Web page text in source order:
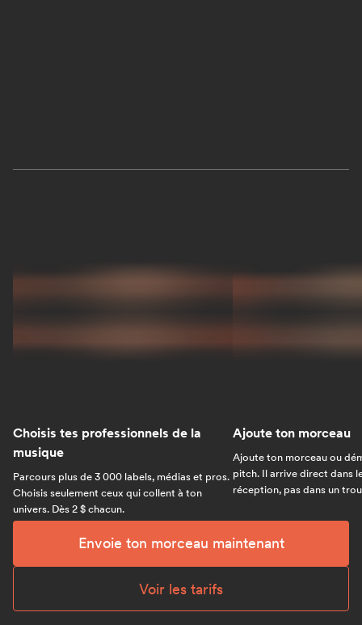
Choisis tes professionnels de la
musique
Parcours plus de 3 000 labels, médias et pros.
Choisis seulement ceux qui collent à ton
univers. Dès 2 $ chacun.
Ajoute ton morceau
Ajoute ton morceau ou
pitch. Il arrive direct dans
réception, pas dans un
Envoie ton morceau maintenant
Voir les tarifs